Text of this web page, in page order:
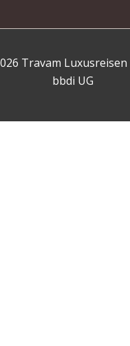
Travam
bbdi UG